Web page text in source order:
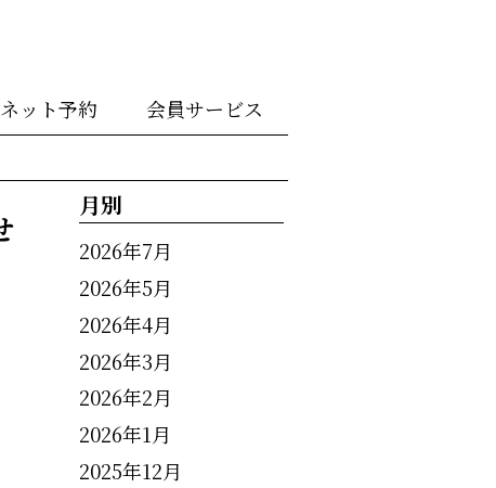
ネット予約 会員サービス
月別
2026年7月
2026年5月
2026年4月
2026年3月
2026年2月
2026年1月
2025年12月